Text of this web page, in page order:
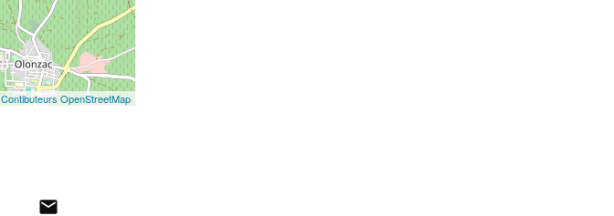
Contibuteurs OpenStreetMap